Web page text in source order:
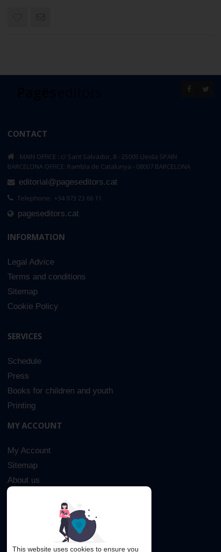
CONTACT
MAIN OFFICE : c/ Sant Salvador, 8 - 25005 Lleida SPAIN
BARCELONA OFFICE: Rambla de Catalunya - 08007 BARCELONA
editorial@pageseditors.cat
Telephone: +34 973 23 66 11
pageseditors.cat
INFORMATION
Legal Advice
Terms and conditions
Sitemap
Cookie Policy
SERVICES
Schedule
Press
Books for children and youth
Printing
MY ACCOUNT
My Account
Sitemap
About us
This website uses cookies to ensure you